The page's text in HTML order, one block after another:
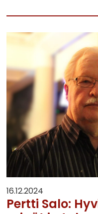
16.12.2024
Pertti Salo: